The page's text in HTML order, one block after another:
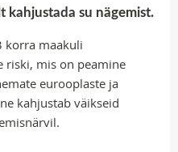
kahjustada su nägemist.
korra maakuli
riski, mis on peamine
eurooplaste ja
kahjustab väikseid